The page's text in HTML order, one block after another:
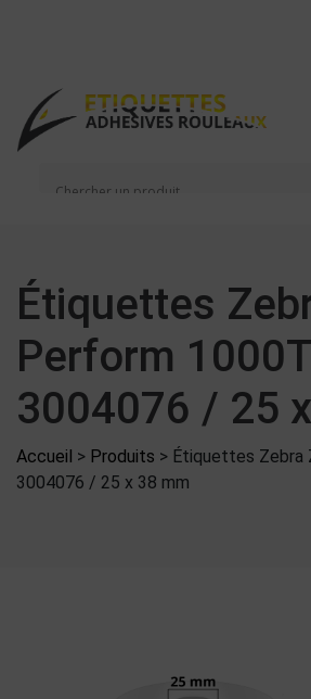
Étiquettes
Perform
3004076 / 25
Accueil > Produits > Étiquettes Zebra
3004076 / 25 x 38 mm